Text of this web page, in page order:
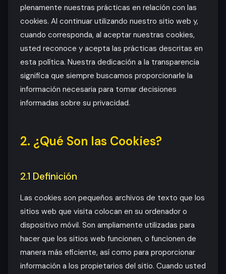
plenamente nuestras prácticas en relación con las
cookies. Al continuar utilizando nuestro sitio web y,
cuando corresponda, al aceptar nuestras cookies,
usted reconoce y acepta las prácticas descritas en
esta política. Nuestra dedicación a la transparencia
significa que siempre buscamos proporcionarle la
información necesaria para tomar decisiones
informadas sobre su privacidad.
2. ¿Qué Son las Cookies?
2.1 Definición
Las cookies son pequeños archivos de texto que los
sitios web que visita colocan en su ordenador o
dispositivo móvil. Son ampliamente utilizadas para
hacer que los sitios web funcionen, o funcionen de
manera más eficiente, así como para proporcionar
información a los propietarios del sitio. Cuando usted